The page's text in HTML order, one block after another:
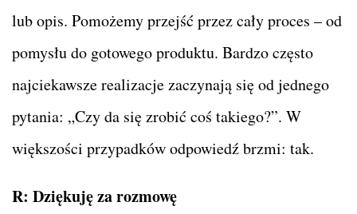
lub opis. Pomożemy przejść przez cały proces – od
pomysłu do gotowego produktu. Bardzo często
najciekawsze realizacje zaczynają się od jednego
pytania: „Czy da się zrobić coś takiego?”. W
większości przypadków odpowiedź brzmi: tak.
R: Dziękuję za rozmowę